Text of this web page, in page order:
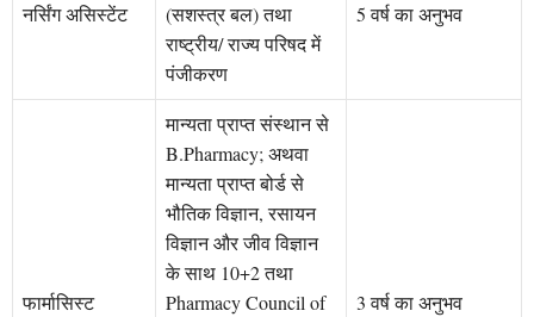
नर्सिंग असिस्टेंट
(सशस्त्र बल) तथा
राष्ट्रीय/ राज्य परिषद में
पंजीकरण
5 वर्ष का अनुभव
फार्मासिस्ट
मान्यता प्राप्त संस्थान से
B.Pharmacy; अथवा
मान्यता प्राप्त बोर्ड से
भौतिक विज्ञान, रसायन
विज्ञान और जीव विज्ञान
के साथ 10+2 तथा
Pharmacy Council of
3 वर्ष का अनुभव